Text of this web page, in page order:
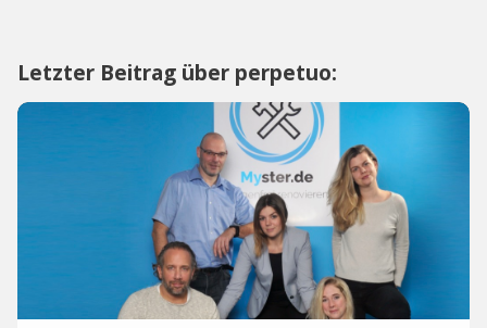
Letzter Beitrag über perpetuo: